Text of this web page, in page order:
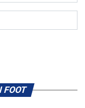
FOOT